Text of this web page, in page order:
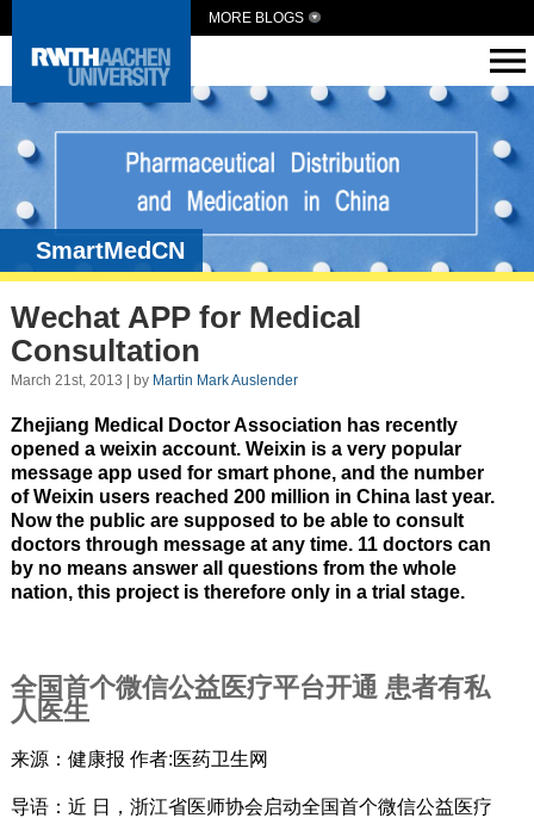
MORE BLOGS
SmartMedCN
Wechat APP for Medical
Consultation
March 21st, 2013 | by Martin Mark Auslender
Zhejiang Medical Doctor Association has recently
opened a weixin account. Weixin is a very popular
message app used for smart phone, and the number
of Weixin users reached 200 million in China last year.
Now the public are supposed to be able to consult
doctors through message at any time. 11 doctors can
by no means answer all questions from the whole
nation, this project is therefore only in a trial stage.
全国首个微信公益医疗平台开通 患者有私
人医生
来源：健康报 作者:医药卫生网
导语：近 日，浙江省医师协会启动全国首个微信公益医疗